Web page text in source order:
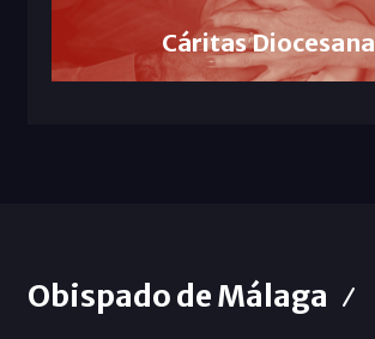
Cáritas Diocesana
Obispado de Málaga